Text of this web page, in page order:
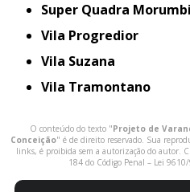
Super Quadra Morumbi
Vila Progredior
Vila Suzana
Vila Tramontano
O conteúdo do texto "Projeto de
Conceição" é de direito reservado. Sua
links, é proibida sem a autorização do autor.
184 do Código Penal – Lei